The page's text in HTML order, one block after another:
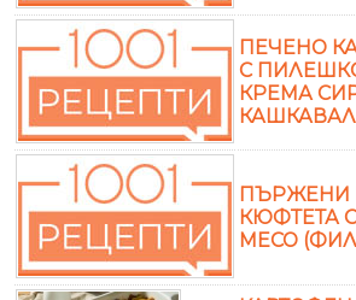
ПЕЧЕНО
С
КРЕМА
ПЪРЖЕНИ
КЮФТЕТА
МЕСО